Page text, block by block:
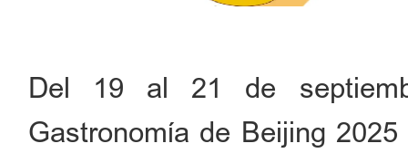
Del 19 al 21 de
Gastronomía de Beijing